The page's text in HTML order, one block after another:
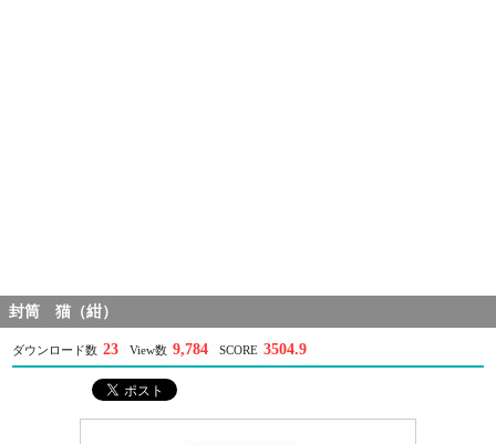
封筒 猫（紺）
ダウンロード数 23 View数 9,784 SCORE 3504.9